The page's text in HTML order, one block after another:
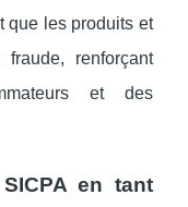
que les produits et
renforçant
et des
en tant